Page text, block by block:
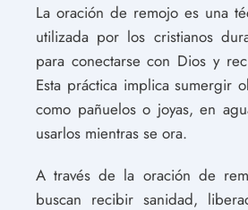
La oración de remojo es una
utilizada por los cristianos
para conectarse con Dios y
Esta práctica implica sumergir
como pañuelos o joyas, en
usarlos mientras se ora.
A través de la oración de
buscan recibir sanidad,